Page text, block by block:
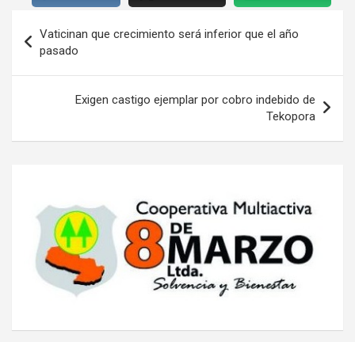
de
entradas
Vaticinan que crecimiento será inferior que el año
pasado
Exigen castigo ejemplar por cobro indebido de
Tekopora